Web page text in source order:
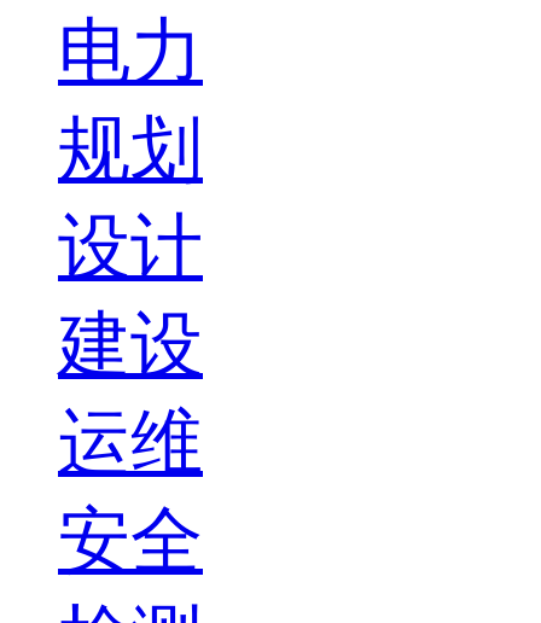
电力
规划
设计
建设
运维
安全